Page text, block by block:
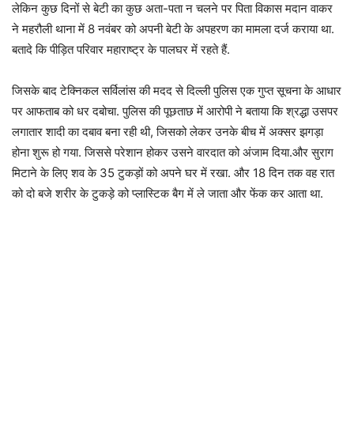
लेकिन कुछ दिनों से बेटी का कुछ अता-पता न चलने पर पिता विकास मदान वाकर
ने महरौली थाना में 8 नवंबर को अपनी बेटी के अपहरण का मामला दर्ज कराया था.
बतादे कि पीड़ित परिवार महाराष्ट्र के पालघर में रहते हैं.
जिसके बाद टेक्निकल सर्विलांस की मदद से दिल्ली पुलिस एक गुप्त सूचना के आधार
पर आफताब को धर दबोचा. पुलिस की पूछताछ में आरोपी ने बताया कि श्रद्धा उसपर
लगातार शादी का दबाव बना रही थी, जिसको लेकर उनके बीच में अक्सर झगड़ा
होना शुरू हो गया. जिससे परेशान होकर उसने वारदात को अंजाम दिया.और सुराग
मिटाने के लिए शव के 35 टुकड़ों को अपने घर में रखा. और 18 दिन तक वह रात
को दो बजे शरीर के टुकड़े को प्लास्टिक बैग में ले जाता और फेंक कर आता था.